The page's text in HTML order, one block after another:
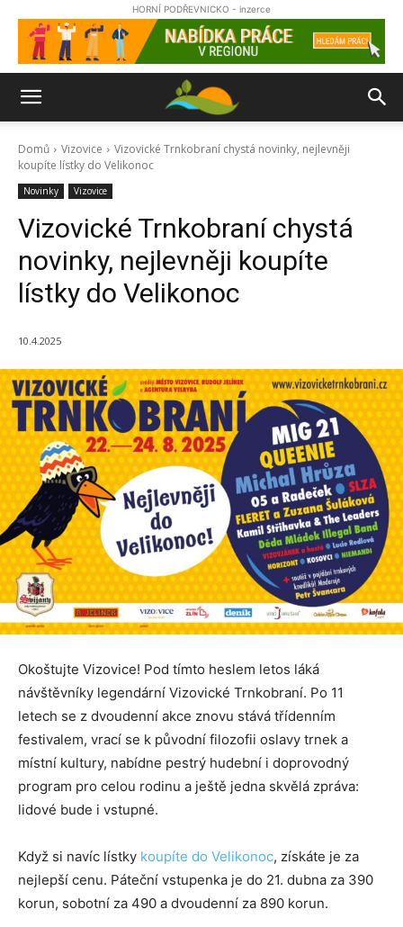
HORNÍ PODŘEVNICKO - inzerce
Domů Vizovice
Vizovické Trnkobraní chystá novinky, nejlevněji
koupíte lístky do Velikonoc
Novinky Vizovice
Vizovické Trnkobraní chystá
novinky, nejlevněji koupíte
lístky do Velikonoc
10.4.2025
Okoštujte Vizovice! Pod tímto heslem letos láká
návštěvníky legendární Vizovické Trnkobraní. Po 11
letech se z dvoudenní akce znovu stává třídenním
festivalem, vrací se k původní filozofii oslavy trnek a
místní kultury, nabídne pestrý hudební i doprovodný
program pro celou rodinu a ještě jedna skvělá zpráva:
lidové bude i vstupné.
Když si navíc lístky koupíte do Velikonoc, získáte je za
nejlepší cenu. Páteční vstupenka je do 21. dubna za 390
korun, sobotní za 490 a dvoudenní za 890 korun.